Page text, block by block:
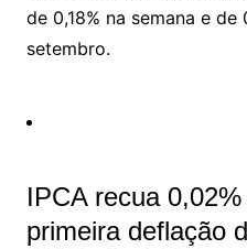
de 0,18% na semana e de
setembro.
IPCA recua
primeira deflação